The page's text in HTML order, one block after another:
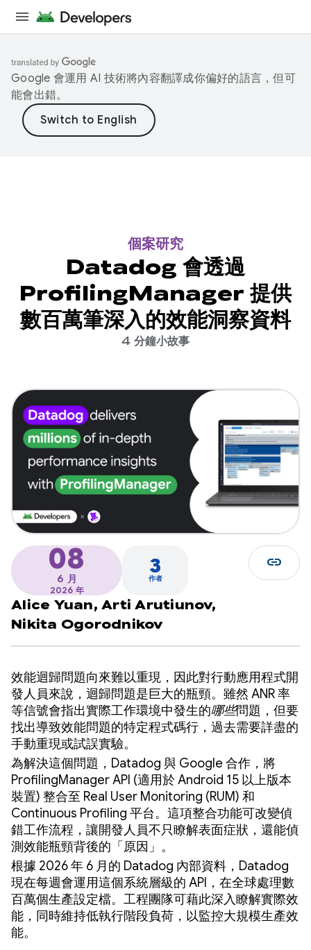
Google 會運用 AI 技術將內容翻譯成你偏好的語言，但可
能會出錯。
個案研究
Datadog 會透過
ProfilingManager 提供
數百萬筆深入的效能洞察資料
4 分鐘小故事
08
6 月
2026 年
3
作者
Alice Yuan, Arti Arutiunov,
Nikita Ogorodnikov
link
效能迴歸問題向來難以重現，因此對行動應用程式開
發人員來說，迴歸問題是巨大的瓶頸。雖然 ANR 率
等信號會指出實際工作環境中發生的哪些問題，但要
找出導致效能問題的特定程式碼行，過去需要詳盡的
手動重現或試誤實驗。
為解決這個問題，Datadog 與 Google 合作，將
ProfilingManager API (適用於 Android 15 以上版本
裝置) 整合至 Real User Monitoring (RUM) 和
Continuous Profiling 平台。這項整合功能可改變偵
錯工作流程，讓開發人員不只瞭解表面症狀，還能偵
測效能瓶頸背後的「原因」 。
根據 2026 年 6 月的 Datadog 內部資料，Datadog
現在每週會運用這個系統層級的 API，在全球處理數
百萬個生產設定檔。工程團隊可藉此深入瞭解實際效
能，同時維持低執行階段負荷，以監控大規模生產效
能。